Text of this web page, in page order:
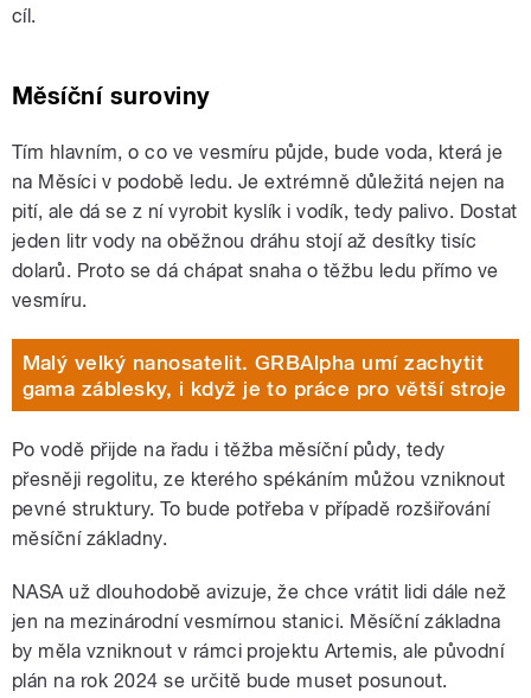
cíl.
Měsíční suroviny
Tím hlavním, o co ve vesmíru půjde, bude voda, která je
na Měsíci v podobě ledu. Je extrémně důležitá nejen na
pití, ale dá se z ní vyrobit kyslík i vodík, tedy palivo. Dostat
jeden litr vody na oběžnou dráhu stojí až desítky tisíc
dolarů. Proto se dá chápat snaha o těžbu ledu přímo ve
vesmíru.
Malý velký nanosatelit. GRBAlpha umí zachytit
gama záblesky, i když je to práce pro větší stroje
Po vodě přijde na řadu i těžba měsíční půdy, tedy
přesněji regolitu, ze kterého spékáním můžou vzniknout
pevné struktury. To bude potřeba v případě rozšiřování
měsíční základny.
NASA už dlouhodobě avizuje, že chce vrátit lidi dále než
jen na mezinárodní vesmírnou stanici. Měsíční základna
by měla vzniknout v rámci projektu Artemis, ale původní
plán na rok 2024 se určitě bude muset posunout.